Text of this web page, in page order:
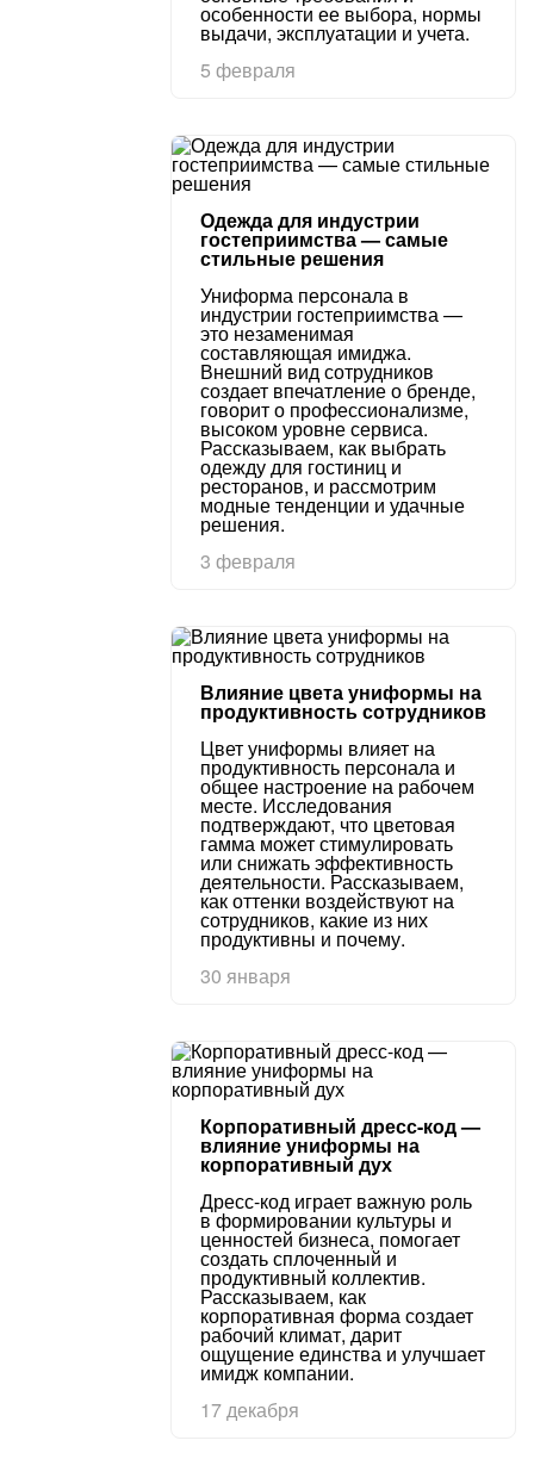
особенности ее выбора, нормы
выдачи, эксплуатации и учета.
5 февраля
Одежда для индустрии
гостеприимства — самые
стильные решения
Униформа персонала в
индустрии гостеприимства —
это незаменимая
составляющая имиджа.
Внешний вид сотрудников
создает впечатление о бренде,
говорит о профессионализме,
высоком уровне сервиса.
Рассказываем, как выбрать
одежду для гостиниц и
ресторанов, и рассмотрим
модные тенденции и удачные
решения.
3 февраля
Влияние цвета униформы на
продуктивность сотрудников
Цвет униформы влияет на
продуктивность персонала и
общее настроение на рабочем
месте. Исследования
подтверждают, что цветовая
гамма может стимулировать
или снижать эффективность
деятельности. Рассказываем,
как оттенки воздействуют на
сотрудников, какие из них
продуктивны и почему.
30 января
Корпоративный дресс-код —
влияние униформы на
корпоративный дух
Дресс-код играет важную роль
в формировании культуры и
ценностей бизнеса, помогает
создать сплоченный и
продуктивный коллектив.
Рассказываем, как
корпоративная форма создает
рабочий климат, дарит
ощущение единства и улучшает
имидж компании.
17 декабря